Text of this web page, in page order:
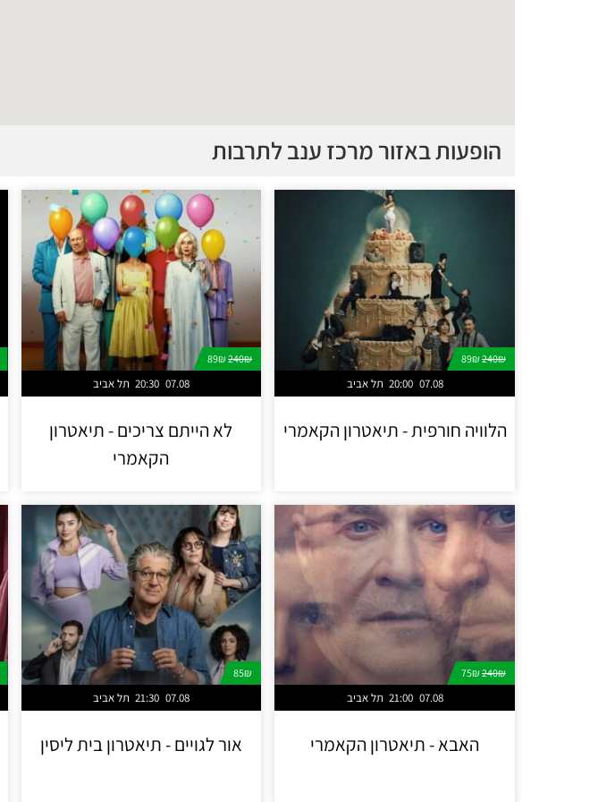
הופעות באזור מרכז ענב לתרבות
240₪
תל אביב 20:00 07.08
הלוויה חורפית - תיאטרון הקאמרי
240₪
89₪
תל אביב 20:30 07.08
לא הייתם צריכים - תיאטרון
הקאמרי
240₪
תל אביב 21:00 07.08
האבא - תיאטרון הקאמרי
85₪
תל אביב 21:30 07.08
אור לגויים - תיאטרון בית ליסין